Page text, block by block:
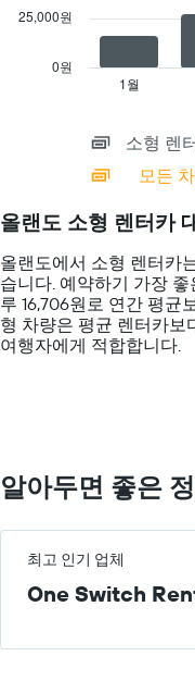
저
시
는
1​
개
의
Y
다.
1
다.
차
에
는
특
정
요
평
균
을
시
The
categories.
chart
has
1
Y
axis
100000.
1월
0원
25,000원
소형 렌
모든
올랜도 소형 렌터카
올랜도에서 소형 렌터카
습니다. 예약하기 가장
루 16,706원로 연간 평균
형 ​차량은 평균 렌터카보
여행자에게 적합합니다.
알아두면 좋은
최고 인기 업체
One Switch